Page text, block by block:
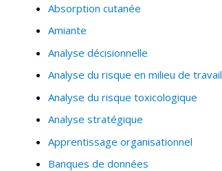
Absorption cutanée
Amiante
Analyse décisionnelle
Analyse du risque en milieu de travail
Analyse du risque toxicologique
Analyse stratégique
Apprentissage organisationnel
Banques de données